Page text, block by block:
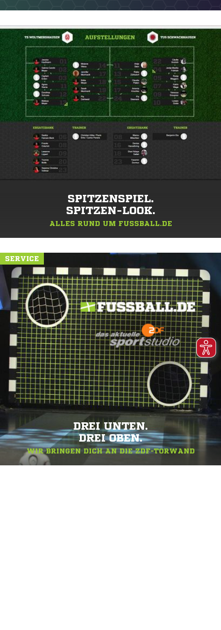
SPITZENSPIEL.
SPITZEN-LOOK.
ALLES RUND UM FUSSBALL.DE
SERVICE
DREI UNTEN.
DREI OBEN.
WIR BRINGEN DICH AN DIE ZDF-TORWAND